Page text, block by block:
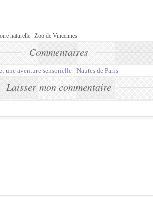
naturelle Zoo de Vincennes
Commentaires
une aventure sensorielle | Nautes de Paris
Laisser mon commentaire